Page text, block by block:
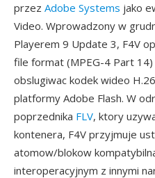
przez Adobe Systems jako
Video. Wprowadzony w
Playerem 9 Update 3, F4V
file format (MPEG-4 Part
obslugiwac kodek wideo
platformy Adobe Flash. W
poprzednika FLV, ktory
kontenera, F4V przyjmuje
atomow/blokow
interoperacyjnym z innymi